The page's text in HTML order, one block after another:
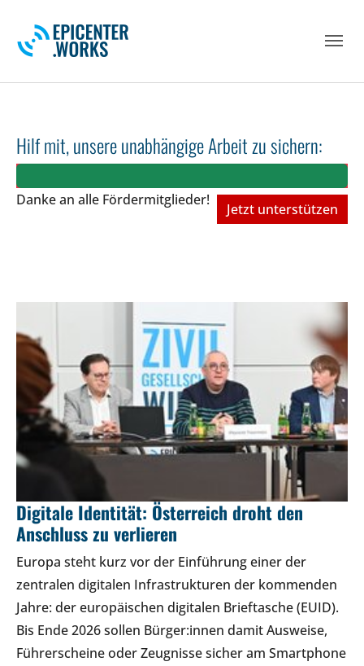
Hilf mit, unsere unabhängige Arbeit zu sichern:
Danke an alle Fördermitglieder!
Jetzt unterstützen
Digitale Identität: Österreich droht den
Anschluss zu verlieren
Europa steht kurz vor der Einführung einer der
zentralen digitalen Infrastrukturen der kommenden
Jahre: der europäischen digitalen Brieftasche (EUID).
Bis Ende 2026 sollen Bürger:innen damit Ausweise,
Führerscheine oder Zeugnisse sicher am Smartphone